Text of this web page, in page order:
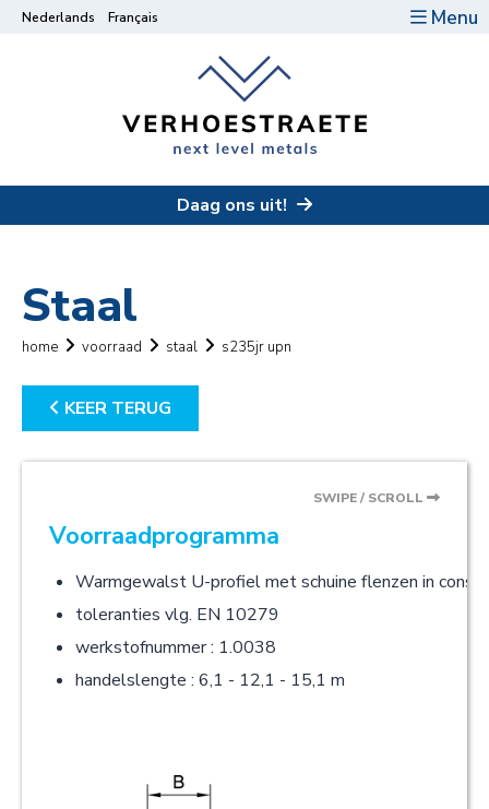
Menu
Nederlands Français
Daag ons uit!
Staal
home voorraad staal s235jr upn
KEER TERUG
SWIPE / SCROLL
Voorraadprogramma
Warmgewalst U-profiel met schuine flenzen in
toleranties vlg. EN 10279
werkstofnummer : 1.0038
handelslengte : 6,1 - 12,1 - 15,1 m